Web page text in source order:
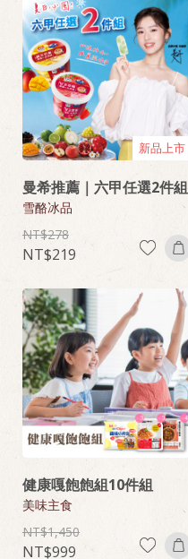
新品上市
曼希推薦｜六甲任選2件組
雪酪冰品
278
219
健康嘎飽飽組10件組
美味主食
1,450
999